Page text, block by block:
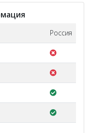
Россия